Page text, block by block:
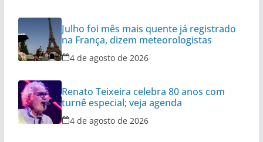
Julho foi mês mais quente já registrado
na França, dizem meteorologistas
4 de agosto de 2026
Renato Teixeira celebra 80 anos com
turnê especial; veja agenda
4 de agosto de 2026